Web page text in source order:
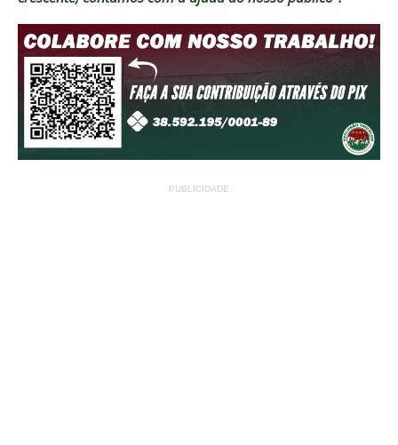
PUBLICIDADE